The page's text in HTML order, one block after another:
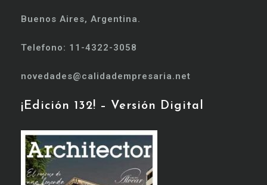
Buenos Aires, Argentina.
Telefono: 11-4322-3058
novedades@calidadempresaria.net
¡Edición 132! – Versión Digital